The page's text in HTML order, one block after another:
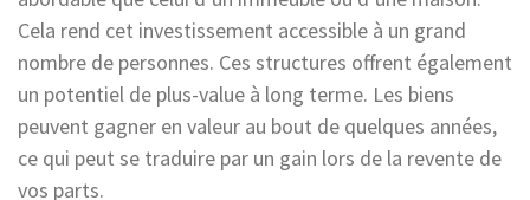
Cela rend cet investissement accessible à un grand
nombre de personnes. Ces structures offrent également
un potentiel de plus-value à long terme. Les biens
peuvent gagner en valeur au bout de quelques années,
ce qui peut se traduire par un gain lors de la revente de
vos parts.